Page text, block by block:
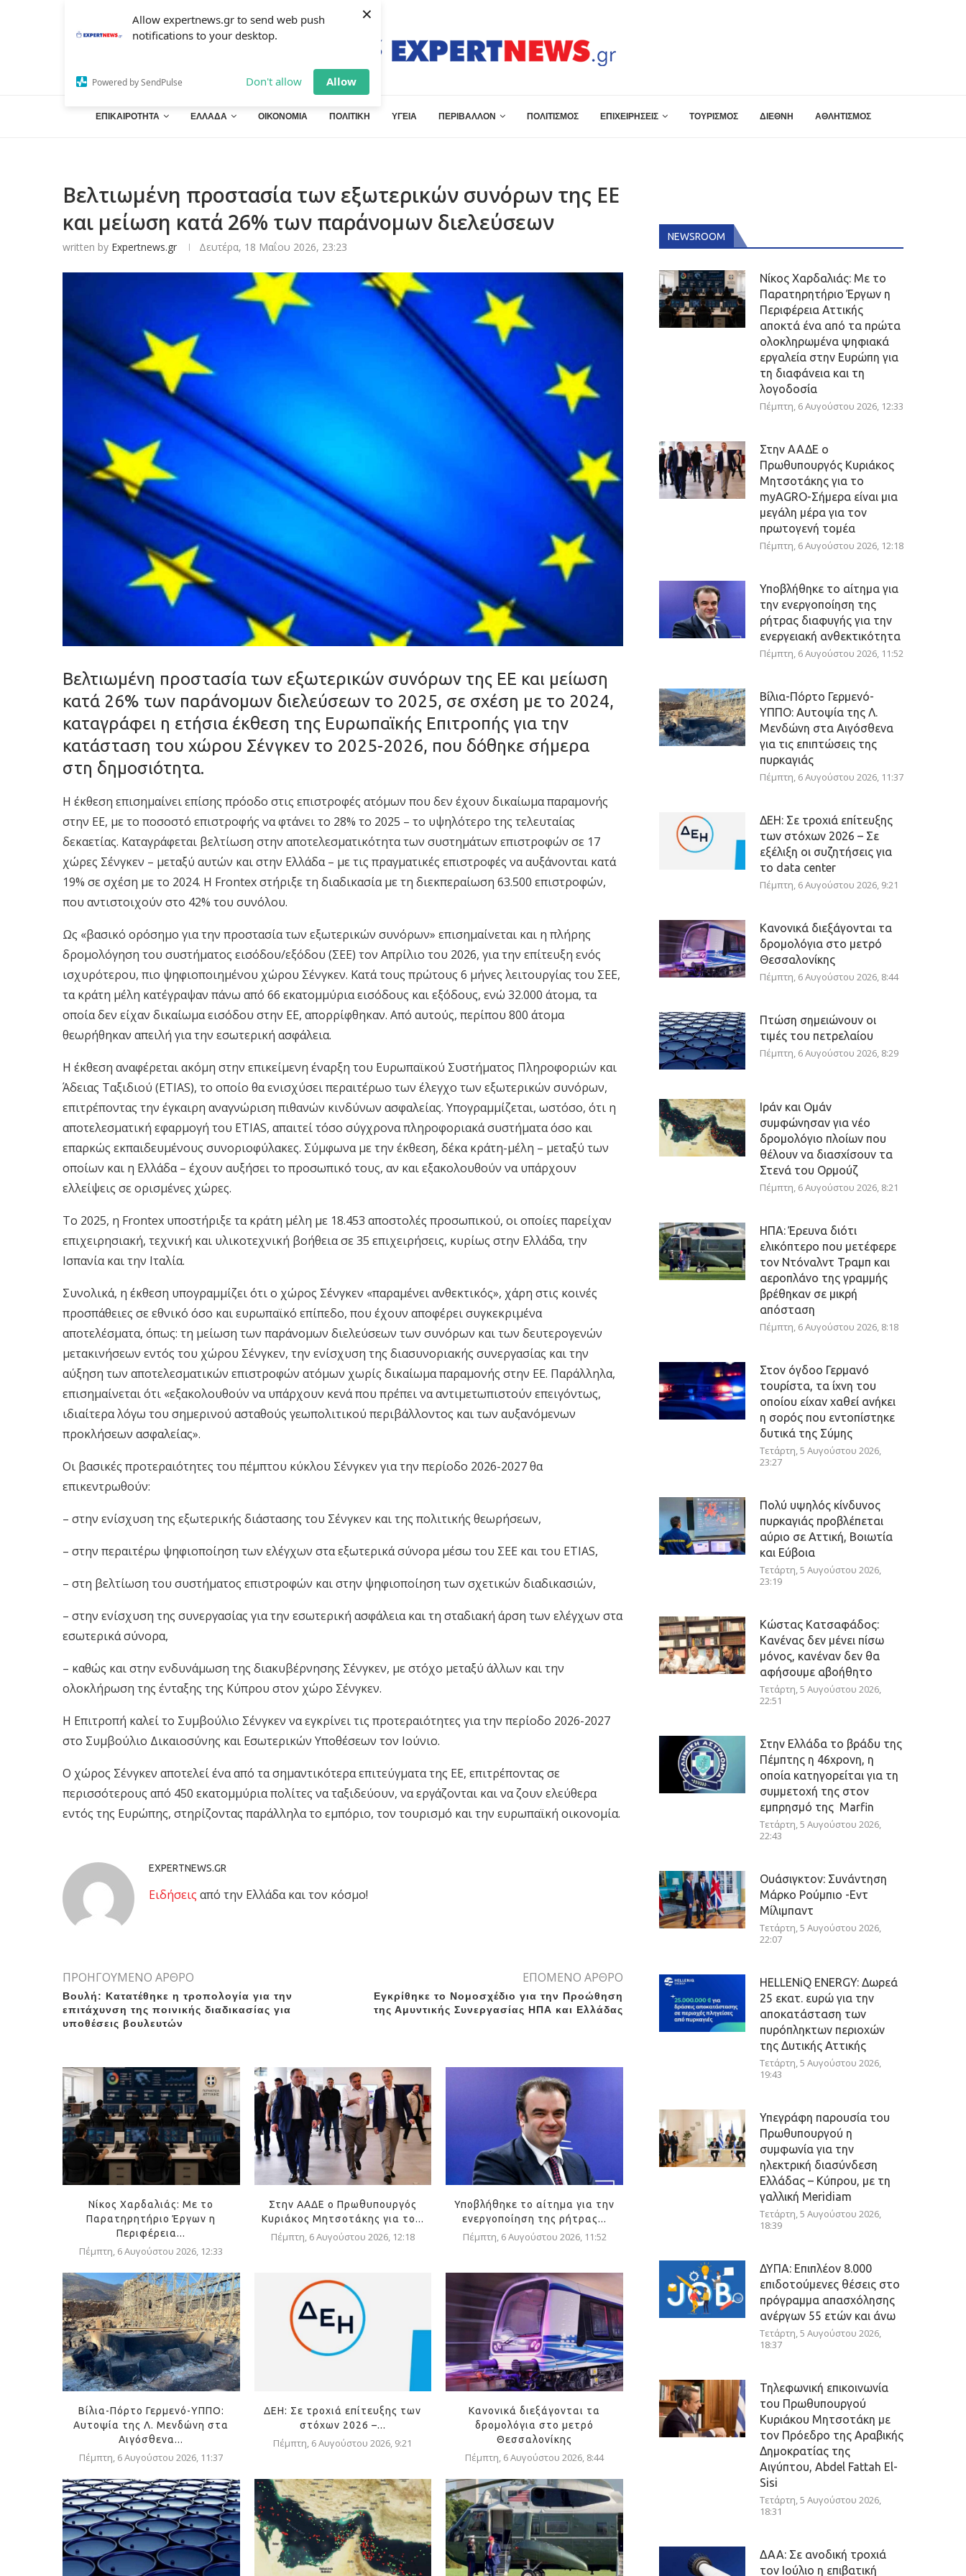
Allow expertnews.gr to send web push
notifications to your desktop.
Powered by SendPulse Don't allow Allow
×
ΕΠΙΚΑΙΡΟΤΗΤΑ ΕΛΛΑΔΑ ΟΙΚΟΝΟΜΙΑ ΠΟΛΙΤΙΚΗ ΥΓΕΙΑ ΠΕΡΙΒΑΛΛΟΝ ΠΟΛΙΤΙΣΜΟΣ ΕΠΙΧΕΙΡΗΣΕΙΣ ΤΟΥΡΙΣΜΟΣ ΔΙΕΘΝΗ ΑΘΛΗΤΙΣΜΟΣ
Βελτιωμένη προστασία των εξωτερικών συνόρων της ΕΕ
και μείωση κατά 26% των παράνομων διελεύσεων
written by Expertnews.gr Δευτέρα, 18 Μαΐου 2026, 23:23
Βελτιωμένη προστασία των εξωτερικών συνόρων της ΕΕ και μείωση
κατά 26% των παράνομων διελεύσεων το 2025, σε σχέση με το 2024,
καταγράφει η ετήσια έκθεση της Ευρωπαϊκής Επιτροπής για την
κατάσταση του χώρου Σένγκεν το 2025-2026, που δόθηκε σήμερα
στη δημοσιότητα.
Η έκθεση επισημαίνει επίσης πρόοδο στις επιστροφές ατόμων που δεν έχουν δικαίωμα παραμονής
στην ΕΕ, με το ποσοστό επιστροφής να φτάνει το 28% το 2025 – το υψηλότερο της τελευταίας
δεκαετίας. Καταγράφεται βελτίωση στην αποτελεσματικότητα των συστημάτων επιστροφών σε 17
χώρες Σένγκεν – μεταξύ αυτών και στην Ελλάδα – με τις πραγματικές επιστροφές να αυξάνονται κατά
19% σε σχέση με το 2024. Η Frontex στήριξε τη διαδικασία με τη διεκπεραίωση 63.500 επιστροφών,
που αντιστοιχούν στο 42% του συνόλου.
Ως «βασικό ορόσημο για την προστασία των εξωτερικών συνόρων» επισημαίνεται και η πλήρης
δρομολόγηση του συστήματος εισόδου/εξόδου (ΣΕΕ) τον Απρίλιο του 2026, για την επίτευξη ενός
ισχυρότερου, πιο ψηφιοποιημένου χώρου Σένγκεν. Κατά τους πρώτους 6 μήνες λειτουργίας του ΣΕΕ,
τα κράτη μέλη κατέγραψαν πάνω από 66 εκατομμύρια εισόδους και εξόδους, ενώ 32.000 άτομα, τα
οποία δεν είχαν δικαίωμα εισόδου στην ΕΕ, απορρίφθηκαν. Από αυτούς, περίπου 800 άτομα
θεωρήθηκαν απειλή για την εσωτερική ασφάλεια.
Η έκθεση αναφέρεται ακόμη στην επικείμενη έναρξη του Ευρωπαϊκού Συστήματος Πληροφοριών και
Άδειας Ταξιδιού (ETIAS), το οποίο θα ενισχύσει περαιτέρωο των έλεγχο των εξωτερικών συνόρων,
επιτρέποντας την έγκαιρη αναγνώριση πιθανών κινδύνων ασφαλείας. Υπογραμμίζεται, ωστόσο, ότι η
αποτελεσματική εφαρμογή του ETIAS, απαιτεί τόσο σύγχρονα πληροφοριακά συστήματα όσο και
επαρκώς εκπαιδευμένους συνοριοφύλακες. Σύμφωνα με την έκθεση, δέκα κράτη-μέλη – μεταξύ των
οποίων και η Ελλάδα – έχουν αυξήσει το προσωπικό τους, αν και εξακολουθούν να υπάρχουν
ελλείψεις σε ορισμένες χώρες.
Το 2025, η Frontex υποστήριξε τα κράτη μέλη με 18.453 αποστολές προσωπικού, οι οποίες παρείχαν
επιχειρησιακή, τεχνική και υλικοτεχνική βοήθεια σε 35 επιχειρήσεις, κυρίως στην Ελλάδα, την
Ισπανία και την Ιταλία.
Συνολικά, η έκθεση υπογραμμίζει ότι ο χώρος Σένγκεν «παραμένει ανθεκτικός», χάρη στις κοινές
προσπάθειες σε εθνικό όσο και ευρωπαϊκό επίπεδο, που έχουν αποφέρει συγκεκριμένα
αποτελέσματα, όπως: τη μείωση των παράνομων διελεύσεων των συνόρων και των δευτερογενών
μετακινήσεων εντός του χώρου Σένγκεν, την ενίσχυση της διασυνοριακής συνεργασίας και την
αύξηση των αποτελεσματικών επιστροφών ατόμων χωρίς δικαίωμα παραμονής στην ΕΕ. Παράλληλα,
επισημαίνεται ότι «εξακολουθούν να υπάρχουν κενά που πρέπει να αντιμετωπιστούν επειγόντως,
ιδιαίτερα λόγω του σημερινού ασταθούς γεωπολιτικού περιβάλλοντος και των αυξανόμενων
προκλήσεων ασφαλείας».
Οι βασικές προτεραιότητες του πέμπτου κύκλου Σένγκεν για την περίοδο 2026-2027 θα
επικεντρωθούν:
– στην ενίσχυση της εξωτερικής διάστασης του Σένγκεν και της πολιτικής θεωρήσεων,
– στην περαιτέρω ψηφιοποίηση των ελέγχων στα εξωτερικά σύνορα μέσω του ΣΕΕ και του ETIAS,
– στη βελτίωση του συστήματος επιστροφών και στην ψηφιοποίηση των σχετικών διαδικασιών,
– στην ενίσχυση της συνεργασίας για την εσωτερική ασφάλεια και τη σταδιακή άρση των ελέγχων στα
εσωτερικά σύνορα,
– καθώς και στην ενδυνάμωση της διακυβέρνησης Σένγκεν, με στόχο μεταξύ άλλων και την
ολοκλήρωση της ένταξης της Κύπρου στον χώρο Σένγκεν.
Η Επιτροπή καλεί το Συμβούλιο Σένγκεν να εγκρίνει τις προτεραιότητες για την περίοδο 2026-2027
στο Συμβούλιο Δικαιοσύνης και Εσωτερικών Υποθέσεων τον Ιούνιο.
Ο χώρος Σένγκεν αποτελεί ένα από τα σημαντικότερα επιτεύγματα της ΕΕ, επιτρέποντας σε
περισσότερους από 450 εκατομμύρια πολίτες να ταξιδεύουν, να εργάζονται και να ζουν ελεύθερα
εντός της Ευρώπης, στηρίζοντας παράλληλα το εμπόριο, τον τουρισμό και την ευρωπαϊκή οικονομία.
EXPERTNEWS.GR
Eιδήσεις από την Ελλάδα και τον κόσμο!
ΠΡΟΗΓΟΥΜΕΝΟ ΑΡΘΡΟ
Βουλή: Κατατέθηκε η τροπολογία για την
επιτάχυνση της ποινικής διαδικασίας για
υποθέσεις βουλευτών
ΕΠΟΜΕΝΟ ΑΡΘΡΟ
Εγκρίθηκε το Νομοσχέδιο για την Προώθηση
της Αμυντικής Συνεργασίας ΗΠΑ και Ελλάδας
Νίκος Χαρδαλιάς: Με το
Παρατηρητήριο Έργων η
Περιφέρεια...
Πέμπτη, 6 Αυγούστου 2026, 12:33
Στην ΑΑΔΕ ο Πρωθυπουργός
Κυριάκος Μητσοτάκης για το...
Πέμπτη, 6 Αυγούστου 2026, 12:18
Υποβλήθηκε το αίτημα για την
ενεργοποίηση της ρήτρας...
Πέμπτη, 6 Αυγούστου 2026, 11:52
Βίλια-Πόρτο Γερμενό-ΥΠΠΟ:
Αυτοψία της Λ. Μενδώνη στα
Αιγόσθενα...
Πέμπτη, 6 Αυγούστου 2026, 11:37
ΔΕΗ: Σε τροχιά επίτευξης των
στόχων 2026 –...
Πέμπτη, 6 Αυγούστου 2026, 9:21
Κανονικά διεξάγονται τα
δρομολόγια στο μετρό
Θεσσαλονίκης
Πέμπτη, 6 Αυγούστου 2026, 8:44
NEWSROOM
Νίκος Χαρδαλιάς: Με το
Παρατηρητήριο Έργων η
Περιφέρεια Αττικής
αποκτά ένα από τα πρώτα
ολοκληρωμένα ψηφιακά
εργαλεία στην Ευρώπη για
τη διαφάνεια και τη
λογοδοσία
Πέμπτη, 6 Αυγούστου 2026, 12:33
Στην ΑΑΔΕ ο
Πρωθυπουργός Κυριάκος
Μητσοτάκης για το
myAGRO-Σήμερα είναι μια
μεγάλη μέρα για τον
πρωτογενή τομέα
Πέμπτη, 6 Αυγούστου 2026, 12:18
Υποβλήθηκε το αίτημα για
την ενεργοποίηση της
ρήτρας διαφυγής για την
ενεργειακή ανθεκτικότητα
Πέμπτη, 6 Αυγούστου 2026, 11:52
Βίλια-Πόρτο Γερμενό-
ΥΠΠΟ: Αυτοψία της Λ.
Μενδώνη στα Αιγόσθενα
για τις επιπτώσεις της
πυρκαγιάς
Πέμπτη, 6 Αυγούστου 2026, 11:37
ΔΕΗ: Σε τροχιά επίτευξης
των στόχων 2026 – Σε
εξέλιξη οι συζητήσεις για
το data center
Πέμπτη, 6 Αυγούστου 2026, 9:21
Κανονικά διεξάγονται τα
δρομολόγια στο μετρό
Θεσσαλονίκης
Πέμπτη, 6 Αυγούστου 2026, 8:44
Πτώση σημειώνουν οι
τιμές του πετρελαίου
Πέμπτη, 6 Αυγούστου 2026, 8:29
Ιράν και Ομάν
συμφώνησαν για νέο
δρομολόγιο πλοίων που
θέλουν να διασχίσουν τα
Στενά του Ορμούζ
Πέμπτη, 6 Αυγούστου 2026, 8:21
ΗΠΑ: Έρευνα διότι
ελικόπτερο που μετέφερε
τον Ντόναλντ Τραμπ και
αεροπλάνο της γραμμής
βρέθηκαν σε μικρή
απόσταση
Πέμπτη, 6 Αυγούστου 2026, 8:18
Στον όγδοο Γερμανό
τουρίστα, τα ίχνη του
οποίου είχαν χαθεί ανήκει
η σορός που εντοπίστηκε
δυτικά της Σύμης
Τετάρτη, 5 Αυγούστου 2026,
23:27
Πολύ υψηλός κίνδυνος
πυρκαγιάς προβλέπεται
αύριο σε Αττική, Βοιωτία
και Εύβοια
Τετάρτη, 5 Αυγούστου 2026,
23:19
Κώστας Κατσαφάδος:
Κανένας δεν μένει πίσω
μόνος, κανέναν δεν θα
αφήσουμε αβοήθητο
Τετάρτη, 5 Αυγούστου 2026,
22:51
Στην Ελλάδα το βράδυ της
Πέμπτης η 46χρονη, η
οποία κατηγορείται για τη
συμμετοχή της στον
εμπρησμό της Marfin
Τετάρτη, 5 Αυγούστου 2026,
22:43
Ουάσιγκτον: Συνάντηση
Μάρκο Ρούμπιο -Εντ
Μίλιμπαντ
Τετάρτη, 5 Αυγούστου 2026,
22:07
HELLENiQ ENERGY: Δωρεά
25 εκατ. ευρώ για την
αποκατάσταση των
πυρόπληκτων περιοχών
της Δυτικής Αττικής
Τετάρτη, 5 Αυγούστου 2026,
19:43
Υπεγράφη παρουσία του
Πρωθυπουργού η
συμφωνία για την
ηλεκτρική διασύνδεση
Ελλάδας – Κύπρου, με τη
γαλλική Meridiam
Τετάρτη, 5 Αυγούστου 2026,
18:39
ΔΥΠΑ: Επιπλέον 8.000
επιδοτούμενες θέσεις στο
πρόγραμμα απασχόλησης
ανέργων 55 ετών και άνω
Τετάρτη, 5 Αυγούστου 2026,
18:37
Τηλεφωνική επικοινωνία
του Πρωθυπουργού
Κυριάκου Μητσοτάκη με
τον Πρόεδρο της Αραβικής
Δημοκρατίας της
Αιγύπτου, Abdel Fattah El-
Sisi
Τετάρτη, 5 Αυγούστου 2026,
18:31
ΔΑΑ: Σε ανοδική τροχιά
τον Ιούλιο η επιβατική